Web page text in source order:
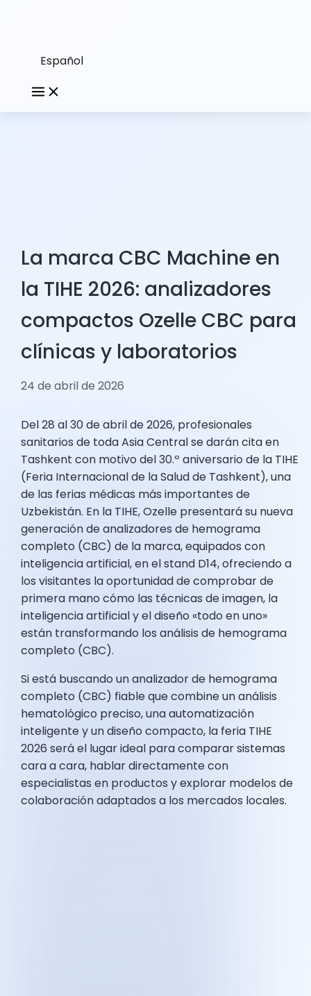
Español
La marca CBC Machine en
la TIHE 2026: analizadores
compactos Ozelle CBC para
clínicas y laboratorios
24 de abril de 2026
Del 28 al 30 de abril de 2026, profesionales
sanitarios de toda Asia Central se darán cita en
Tashkent con motivo del 30.º aniversario de la TIHE
(Feria Internacional de la Salud de Tashkent), una
de las ferias médicas más importantes de
Uzbekistán. En la TIHE, Ozelle presentará su nueva
generación de analizadores de hemograma
completo (CBC) de la marca, equipados con
inteligencia artificial, en el stand D14, ofreciendo a
los visitantes la oportunidad de comprobar de
primera mano cómo las técnicas de imagen, la
inteligencia artificial y el diseño «todo en uno»
están transformando los análisis de hemograma
completo (CBC).
Si está buscando un analizador de hemograma
completo (CBC) fiable que combine un análisis
hematológico preciso, una automatización
inteligente y un diseño compacto, la feria TIHE
2026 será el lugar ideal para comparar sistemas
cara a cara, hablar directamente con
especialistas en productos y explorar modelos de
colaboración adaptados a los mercados locales.